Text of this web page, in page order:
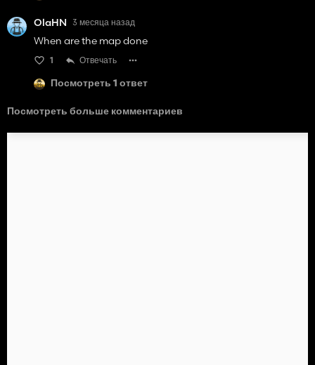
OlaHN 3 месяца назад
When are the map done
1 Отвечать
Посмотреть 1 ответ
Посмотреть больше комментариев